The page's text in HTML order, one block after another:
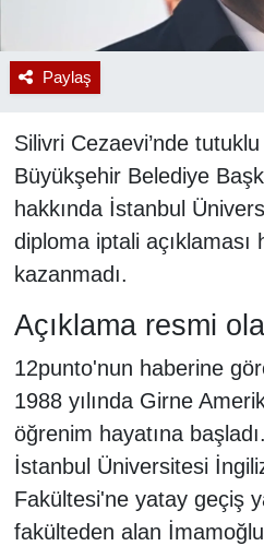
Paylaş
Silivri Cezaevi’nde
Büyükşehir Belediye
hakkında İstanbul
diploma iptali açıklaması
kazanmadı.
Açıklama resmi
12punto'nun haberine
1988 yılında Girne
öğrenim hayatına
İstanbul Üniversitesi
Fakültesi'ne yatay geçiş
fakülteden alan